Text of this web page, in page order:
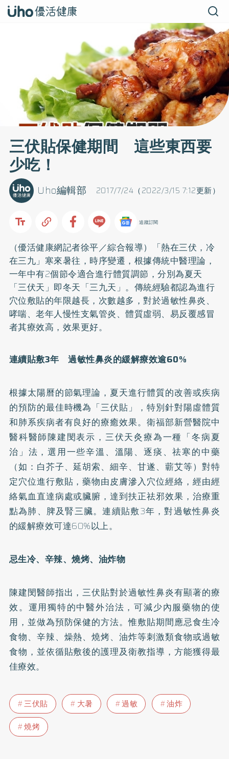
三伏貼保健期間 這些東西要
少吃！
2017/7/24（2022/3/15 7:12更新）
Uho編輯部
追蹤訂閱
（優活健康網記者徐平／綜合報導）「熱在三伏，冷
在三九」寒來暑往，時序變遷，根據傳統中醫理論，
一年中有2個節令適合進行體質調節，分別為夏天
「三伏天」即冬天「三九天」。傳統經驗都認為進行
穴位敷貼的年限越長，次數越多，對於過敏性鼻炎、
哮喘、老年人慢性支氣管炎、體質虛弱、易反覆感冒
者其療效高，效果更好。
連續貼敷3年 過敏性鼻炎的緩解療效逾60%
根據太陽曆的節氣理論，夏天進行體質的改善或疾病
的預防的最佳時機為「三伏貼」，特別針對陽虛體質
和肺系疾病者有良好的療癒效果。衛福部新營醫院中
醫科醫師陳建閔表示，三伏天灸療為一種「冬病夏
治」法，選用一些辛溫、溫陽、逐痰、祛寒的中藥
（如：白芥子、延胡索、細辛、甘遂、蘄艾等）對特
定穴位進行敷貼，藥物由皮膚滲入穴位經絡，經由經
絡氣血直達病處或臟腑，達到扶正祛邪效果，治療重
點為肺、脾及腎三臟。連續貼敷3年，對過敏性鼻炎
的緩解療效可達60%以上。
忌生冷、辛辣、燒烤、油炸物
陳建閔醫師指出，三伏貼對於過敏性鼻炎有顯著的療
效。運用獨特的中醫外治法，可減少內服藥物的使
用，並做為預防保健的方法。惟敷貼期間應忌食生冷
食物、辛辣、燥熱、燒烤、油炸等刺激類食物或過敏
食物，並依循貼敷後的護理及衛教指導，方能獲得最
佳療效。
三伏貼 大暑 過敏
油炸
燒烤